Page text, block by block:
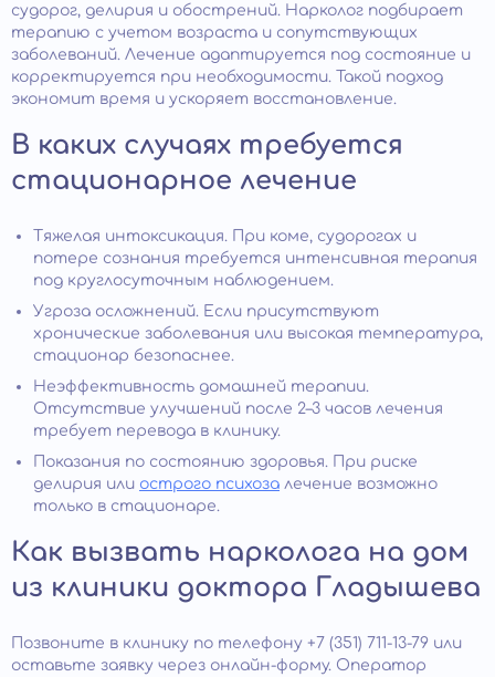
судорог, делирия и обострений. Нарколог подбирает
терапию с учетом возраста и сопутствующих
заболеваний. Лечение адаптируется под состояние и
корректируется при необходимости. Такой подход
экономит время и ускоряет восстановление.
В каких случаях требуется
стационарное лечение
Тяжелая интоксикация. При коме, судорогах и
потере сознания требуется интенсивная терапия
под круглосуточным наблюдением.
Угроза осложнений. Если присутствуют
хронические заболевания или высокая температура,
стационар безопаснее.
Неэффективность домашней терапии.
Отсутствие улучшений после 2–3 часов лечения
требует перевода в клинику.
Показания по состоянию здоровья. При риске
делирия или острого психоза лечение возможно
только в стационаре.
Как вызвать нарколога на дом
из клиники доктора Гладышева
Позвоните в клинику по телефону +7 (351) 711-13-79 или
оставьте заявку через онлайн-форму. Оператор